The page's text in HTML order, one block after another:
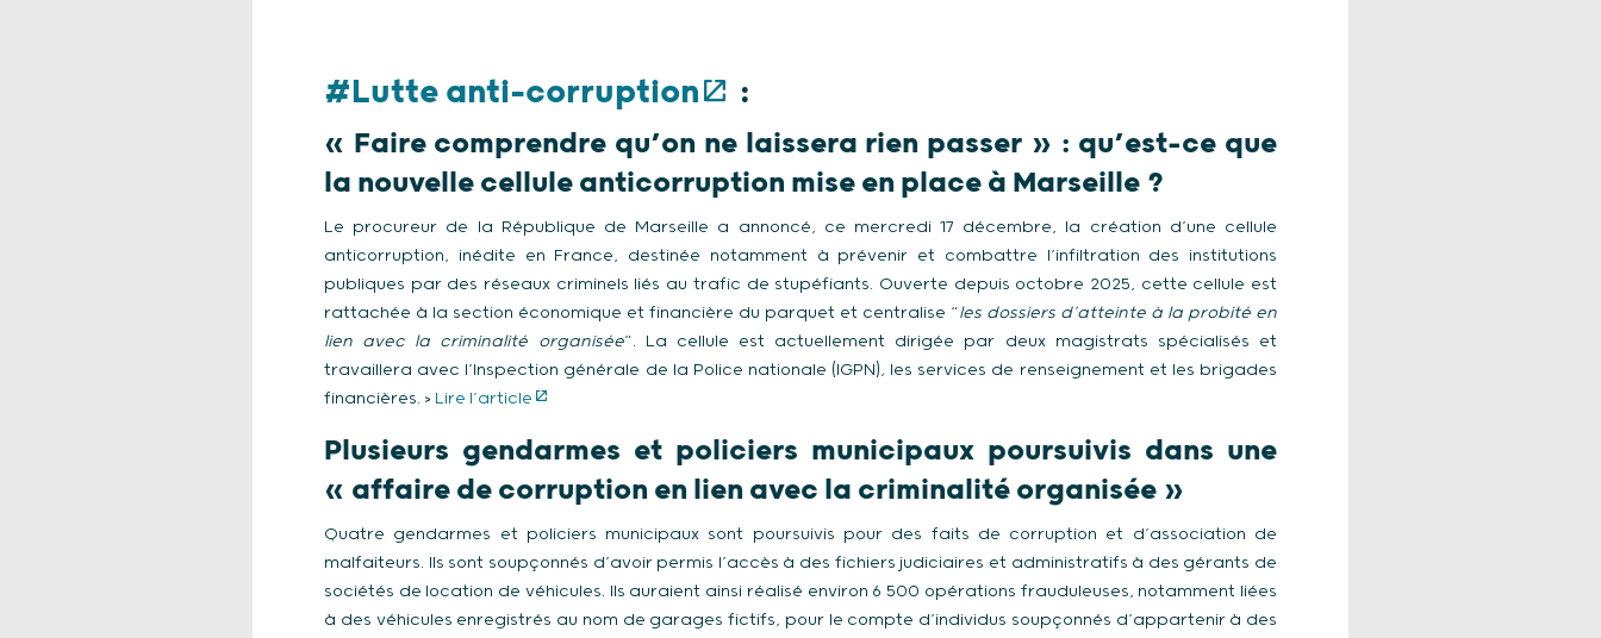
#Lutte anti-corruption :
« Faire comprendre qu’on ne laissera rien passer » : qu’est-ce que
la nouvelle cellule anticorruption mise en place à Marseille ?
Le procureur de la République de Marseille a annoncé, ce mercredi 17 décembre, la création d’une cellule
anticorruption, inédite en France, destinée notamment à prévenir et combattre l’infiltration des institutions
publiques par des réseaux criminels liés au trafic de stupéfiants. Ouverte depuis octobre 2025, cette cellule est
rattachée à la section économique et financière du parquet et centralise “les dossiers d’atteinte à la probité en
lien avec la criminalité organisée”. La cellule est actuellement dirigée par deux magistrats spécialisés et
travaillera avec l’Inspection générale de la Police nationale (IGPN), les services de renseignement et les brigades
financières. > Lire l’article
Plusieurs gendarmes et policiers municipaux poursuivis dans une
« affaire de corruption en lien avec la criminalité organisée »
Quatre gendarmes et policiers municipaux sont poursuivis pour des faits de corruption et d’association de
malfaiteurs. Ils sont soupçonnés d’avoir permis l’accès à des fichiers judiciaires et administratifs à des gérants de
sociétés de location de véhicules. Ils auraient ainsi réalisé environ 6 500 opérations frauduleuses, notamment liées
à des véhicules enregistrés au nom de garages fictifs, pour le compte d’individus soupçonnés d’appartenir à des